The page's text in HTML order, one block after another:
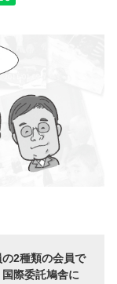
2種類の会員で
際委託鳩舎に